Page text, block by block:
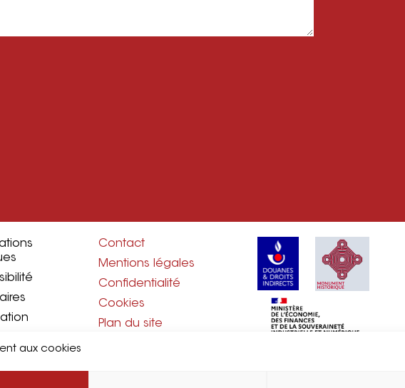
aux cookies
Contact
Mentions légales
Confidentialité
Cookies
Plan du site